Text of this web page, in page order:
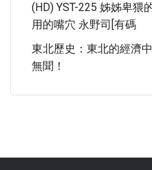
(HD) YST-225 姊姊卑猥
用的嘴穴 永野司[有碼
東北歷史：東北的經濟
無聞！